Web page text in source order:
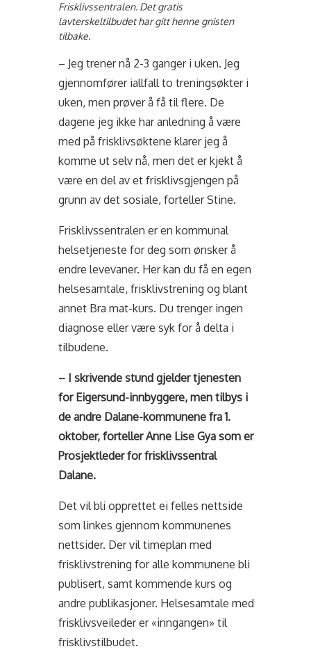
Frisklivssentralen. Det gratis
lavterskeltilbudet har gitt henne gnisten
tilbake.
– Jeg trener nå 2-3 ganger i uken. Jeg
gjennomfører iallfall to treningsøkter i
uken, men prøver å få til flere. De
dagene jeg ikke har anledning å være
med på frisklivsøktene klarer jeg å
komme ut selv nå, men det er kjekt å
være en del av et frisklivsgjengen på
grunn av det sosiale, forteller Stine.
Frisklivssentralen er en kommunal
helsetjeneste for deg som ønsker å
endre levevaner. Her kan du få en egen
helsesamtale, frisklivstrening og blant
annet Bra mat-kurs. Du trenger ingen
diagnose eller være syk for å delta i
tilbudene.
– I skrivende stund gjelder tjenesten
for Eigersund-innbyggere, men tilbys i
de andre Dalane-kommunene fra 1.
oktober, forteller Anne Lise Gya som er
Prosjektleder for frisklivssentral
Dalane.
Det vil bli opprettet ei felles nettside
som linkes gjennom kommunenes
nettsider. Der vil timeplan med
frisklivstrening for alle kommunene bli
publisert, samt kommende kurs og
andre publikasjoner. Helsesamtale med
frisklivsveileder er «inngangen» til
frisklivstilbudet.